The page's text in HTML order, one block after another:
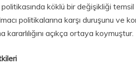
köklü bir değişikliği
politikalarına karşı duruşunu ve
açıkça ortaya koymuştur.